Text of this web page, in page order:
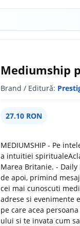
Mediumship
Brand / Editură:
27.10 RON
MEDIUMSHIP - Pe
a intuitiei
Marea Britanie. -
de apoi, primind
cei mai cunoscuti
adrese si evenimente
pe care acea
ului si te invata cum